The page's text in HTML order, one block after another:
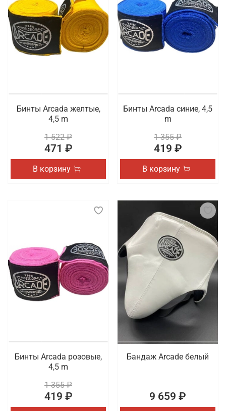
Рекомендуем перейти в каталог, чтобы
самостоятельно ознакомиться с доступными для
заказа товарами. Осуществляется быстрая
доставка покупок по Мурманску.
Бинты Arcada желтые,
4,5 m
1 522 ₽
471 ₽
В корзину
Бинты Arcada синие, 4,5
m
1 355 ₽
419 ₽
В корзину
Бинты Arcada розовые,
4,5 m
1 355 ₽
419 ₽
Бандаж Arcade белый
9 659 ₽